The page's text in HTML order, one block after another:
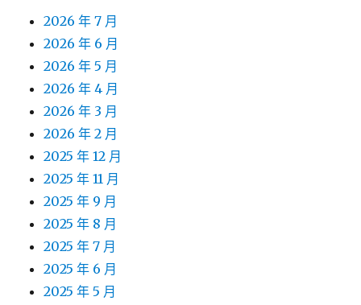
2026 年 7 月
2026 年 6 月
2026 年 5 月
2026 年 4 月
2026 年 3 月
2026 年 2 月
2025 年 12 月
2025 年 11 月
2025 年 9 月
2025 年 8 月
2025 年 7 月
2025 年 6 月
2025 年 5 月